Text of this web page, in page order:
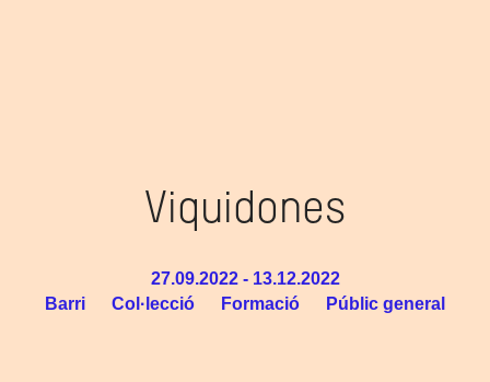
Viquidones
27.09.2022 - 13.12.2022
Barri
Col·lecció Formació Públic general